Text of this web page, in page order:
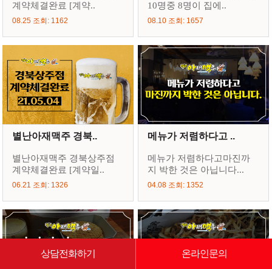
계약체결완료 [계약..
08.25 조회: 1162
10명중 8명이 집에..
08.10 조회: 1657
별난아재맥주 경북..
별난아재맥주 경북상주점
계약체결완료 [계약일..
06.21 조회: 1326
메뉴가 저렴하다고 ..
메뉴가 저렴하다고마진까
지 박한 것은 아닙니다...
04.08 조회: 1352
상담전화하기 온라인문의